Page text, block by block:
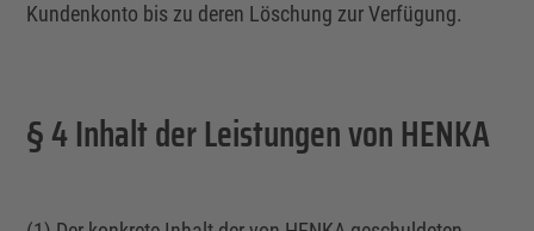
Kundenkonto bis zu deren Löschung zur Verfügung.
§ 4 Inhalt der Leistungen von HENKA